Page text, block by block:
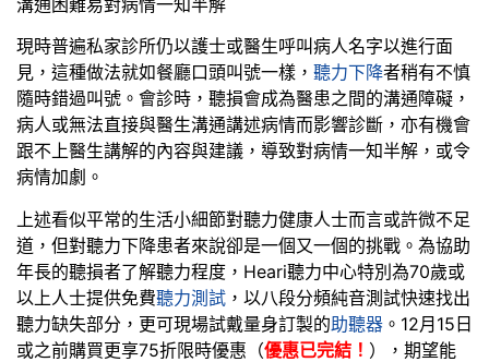
溝通困難易對病情一知半解
現時普遍私家診所仍以護士或醫生呼叫病人名字以進行面
見，這種做法就如餐廳口頭叫號一樣， 聽力下降者稍有不慎
隨時錯過叫號。會診時，聽損會成為醫患之間的溝通障礙，
病人或無法直接與醫生溝通講述病情而影響診斷，亦有機會
跟不上醫生講解的內容與建議，導致對病情一知半解，或令
病情加劇。
上述看似平常的生活小細節對聽力健康人士而言或許微不足
道，但對聽力下降患者來說卻是一個又一個的挑戰。為協助
年長的聽損者了解聽力程度，Heari聽力中心特別為70歲或
以上人士提供免費聽力測試 ，以八段分頻純音測試快速找出
聽力缺失部分，更可現場試戴量身訂製的助聽器 。12月15日
或之前購買更享75折限時優惠（優惠已完結！ ），期望能